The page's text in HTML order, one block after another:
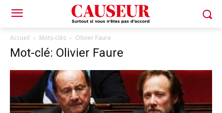
Accueil Mots-clés Olivier Faure
Mot-clé: Olivier Faure